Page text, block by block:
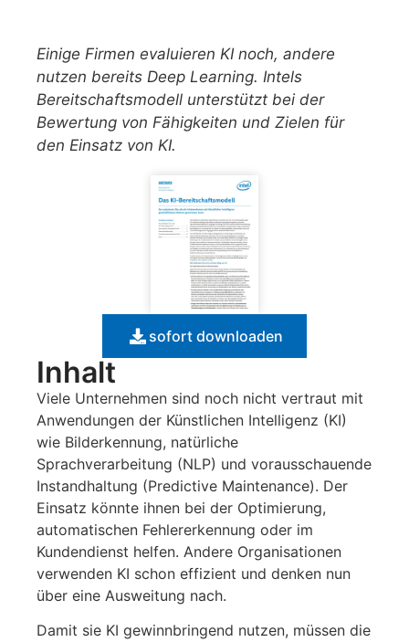
Einige Firmen evaluieren KI noch, andere
nutzen bereits Deep Learning. Intels
Bereitschaftsmodell unterstützt bei der
Bewertung von Fähigkeiten und Zielen für
den Einsatz von KI.
sofort downloaden
Inhalt
Viele Unternehmen sind noch nicht vertraut mit
Anwendungen der Künstlichen Intelligenz (KI)
wie Bilderkennung, natürliche
Sprachverarbeitung (NLP) und vorausschauende
Instandhaltung (Predictive Maintenance). Der
Einsatz könnte ihnen bei der Optimierung,
automatischen Fehlererkennung oder im
Kundendienst helfen. Andere Organisationen
verwenden KI schon effizient und denken nun
über eine Ausweitung nach.
Damit sie KI gewinnbringend nutzen, müssen die